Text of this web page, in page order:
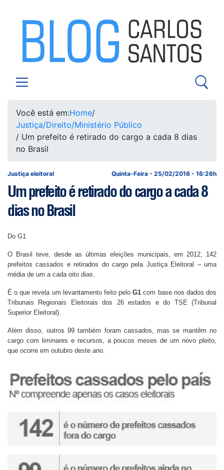
Você está em:Home/
Justiça/Direito/Ministério Público
/ Um prefeito é retirado do cargo a cada 8 dias
no Brasil
Quinta-Feira - 25/02/2016 - 16:26h
Justiça eleitoral
Um prefeito é retirado do cargo a cada 8
dias no Brasil
Do G1
O Brasil teve, desde as últimas eleições municipais, em 2012, 142
prefeitos cassados e retirados do cargo pela Justiça Eleitoral – uma
média de um a cada oito dias.
É o que revela um levantamento feito peloG1 com base nos dados dos
Tribunais Regionais Eleitorais dos 26 estados e do TSE (Tribunal
Superior Eleitoral).
Além disso, outros 99 também foram cassados, mas se mantêm no
cargo com liminares e recursos, a poucos meses de um novo pleito,
que ocorre em outubro deste ano.